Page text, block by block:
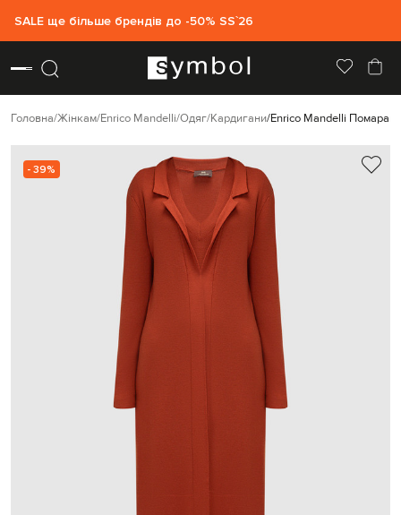
SALE ще більше брендів до -50% SS`26
Головна Жінкам Enrico Mandelli Одяг Кардигани Enrico Mandelli
- 39%